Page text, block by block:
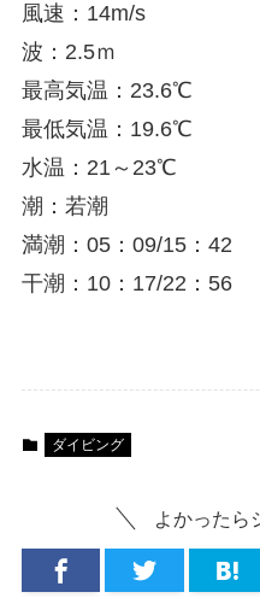
風速：14m/s
波：2.5ｍ
最高気温：23.6℃
最低気温：19.6℃
水温：21～23℃
潮：若潮
満潮：05：09/15：42
干潮：10：17/22：56
ダイビング
よかったら